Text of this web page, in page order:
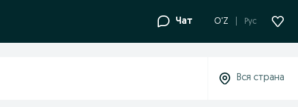
Чат O'Z Рус